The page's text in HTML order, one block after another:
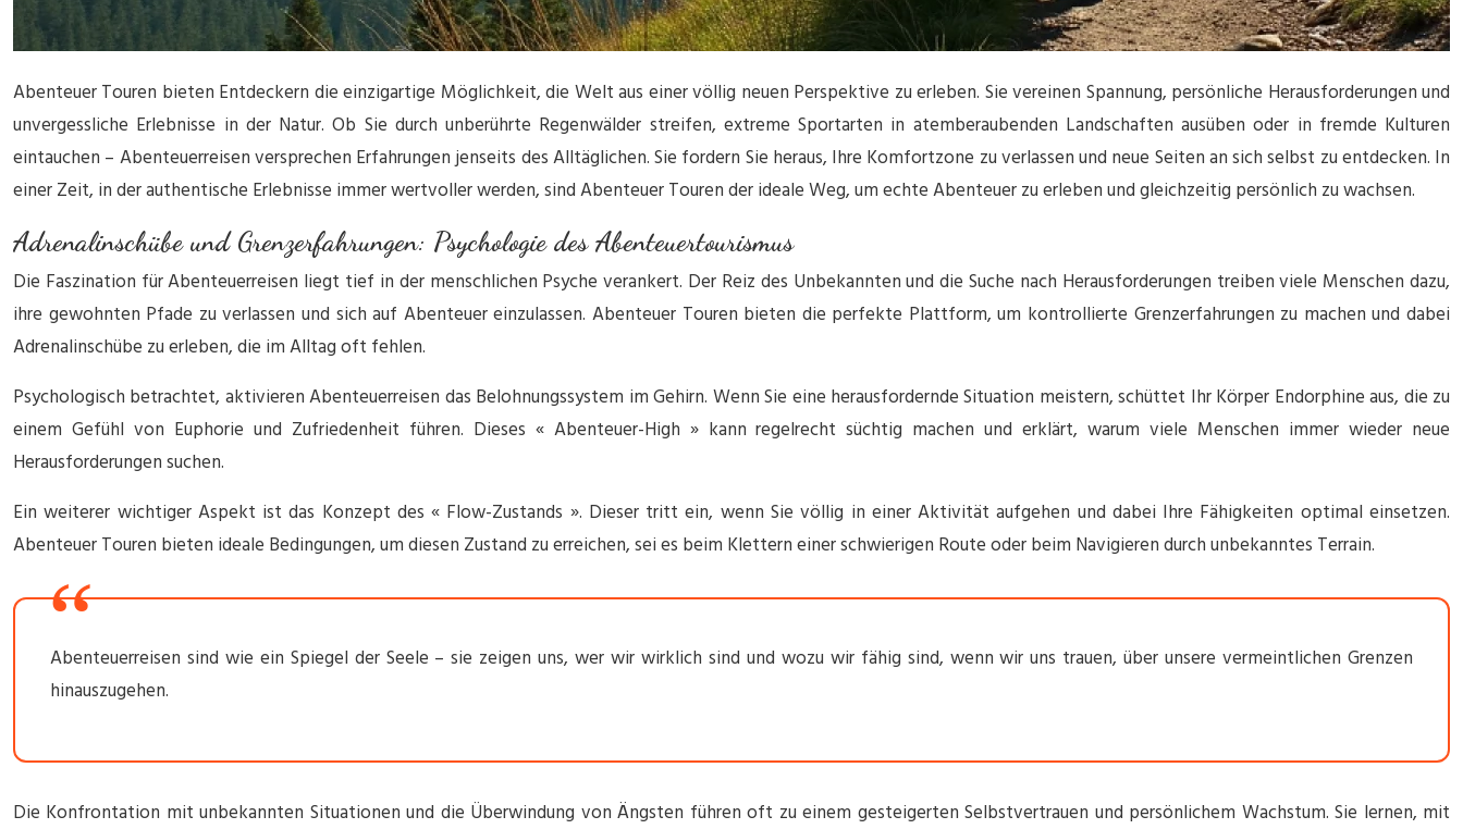
Abenteuer Touren bieten Entdeckern die einzigartige Möglichkeit, die Welt aus einer völlig neuen Perspektive zu erleben. Sie vereinen Spannung, persönliche Herausforderungen und
unvergessliche Erlebnisse in der Natur. Ob Sie durch unberührte Regenwälder streifen, extreme Sportarten in atemberaubenden Landschaften ausüben oder in fremde Kulturen
eintauchen – Abenteuerreisen versprechen Erfahrungen jenseits des Alltäglichen. Sie fordern Sie heraus, Ihre Komfortzone zu verlassen und neue Seiten an sich selbst zu entdecken. In
einer Zeit, in der authentische Erlebnisse immer wertvoller werden, sind Abenteuer Touren der ideale Weg, um echte Abenteuer zu erleben und gleichzeitig persönlich zu wachsen.
Adrenalinschübe und Grenzerfahrungen: Psychologie des Abenteuertourismus
Die Faszination für Abenteuerreisen liegt tief in der menschlichen Psyche verankert. Der Reiz des Unbekannten und die Suche nach Herausforderungen treiben viele Menschen dazu,
ihre gewohnten Pfade zu verlassen und sich auf Abenteuer einzulassen. Abenteuer Touren bieten die perfekte Plattform, um kontrollierte Grenzerfahrungen zu machen und dabei
Adrenalinschübe zu erleben, die im Alltag oft fehlen.
Psychologisch betrachtet, aktivieren Abenteuerreisen das Belohnungssystem im Gehirn. Wenn Sie eine herausfordernde Situation meistern, schüttet Ihr Körper Endorphine aus, die zu
einem Gefühl von Euphorie und Zufriedenheit führen. Dieses « Abenteuer-High » kann regelrecht süchtig machen und erklärt, warum viele Menschen immer wieder neue
Herausforderungen suchen.
Ein weiterer wichtiger Aspekt ist das Konzept des « Flow-Zustands ». Dieser tritt ein, wenn Sie völlig in einer Aktivität aufgehen und dabei Ihre Fähigkeiten optimal einsetzen.
Abenteuer Touren bieten ideale Bedingungen, um diesen Zustand zu erreichen, sei es beim Klettern einer schwierigen Route oder beim Navigieren durch unbekanntes Terrain.
Abenteuerreisen sind wie ein Spiegel der Seele – sie zeigen uns, wer wir wirklich sind und wozu wir fähig sind, wenn wir uns trauen, über unsere vermeintlichen Grenzen
hinauszugehen.
Die Konfrontation mit unbekannten Situationen und die Überwindung von Ängsten führen oft zu einem gesteigerten Selbstvertrauen und persönlichem Wachstum. Sie lernen, mit